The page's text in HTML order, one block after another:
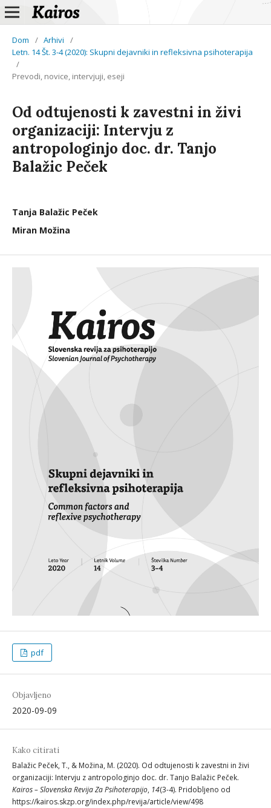
Dom / Arhivi
/
Letn. 14 Št. 3-4 (2020): Skupni dejavniki in refleksivna psihoterapija
/
Prevodi, novice, intervjuji, eseji
Od odtujenosti k zavestni in živi
organizaciji: Intervju z
antropologinjo doc. dr. Tanjo
Balažic Peček
Tanja Balažic Peček
Miran Možina
pdf
Objavljeno
2020-09-09
Kako citirati
Balažic Peček, T., & Možina, M. (2020). Od odtujenosti k zavestni in živi
organizaciji: Intervju z antropologinjo doc. dr. Tanjo Balažic Peček.
Kairos – Slovenska Revija Za Psihoterapijo, 14(3-4). Pridobljeno od
https://kairos.skzp.org/index.php/revija/article/view/498